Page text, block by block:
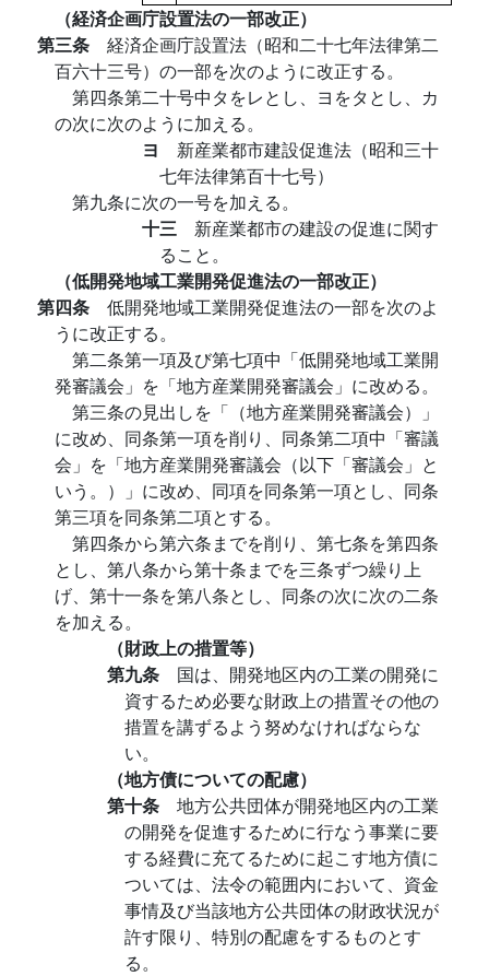
（経済企画庁設置法の一部改正）
第三条 経済企画庁設置法（昭和二十七年法律第二
百六十三号）の一部を次のように改正する。
第四条第二十号中タをレとし、ヨをタとし、カ
の次に次のように加える。
ヨ 新産業都市建設促進法（昭和三十
七年法律第百十七号）
第九条に次の一号を加える。
十三 新産業都市の建設の促進に関す
ること。
（低開発地域工業開発促進法の一部改正）
第四条 低開発地域工業開発促進法の一部を次のよ
うに改正する。
第二条第一項及び第七項中「低開発地域工業開
発審議会」を「地方産業開発審議会」に改める。
第三条の見出しを「（地方産業開発審議会）」
に改め、同条第一項を削り、同条第二項中「審議
会」を「地方産業開発審議会（以下「審議会」と
いう。）」に改め、同項を同条第一項とし、同条
第三項を同条第二項とする。
第四条から第六条までを削り、第七条を第四条
とし、第八条から第十条までを三条ずつ繰り上
げ、第十一条を第八条とし、同条の次に次の二条
を加える。
（財政上の措置等）
第九条 国は、開発地区内の工業の開発に
資するため必要な財政上の措置その他の
措置を講ずるよう努めなければならな
い。
（地方債についての配慮）
第十条 地方公共団体が開発地区内の工業
の開発を促進するために行なう事業に要
する経費に充てるために起こす地方債に
ついては、法令の範囲内において、資金
事情及び当該地方公共団体の財政状況が
許す限り、特別の配慮をするものとす
る。